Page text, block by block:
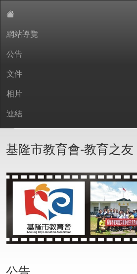
網站導覽
公告
文件
相片
連結
基隆市教育會-教育之友